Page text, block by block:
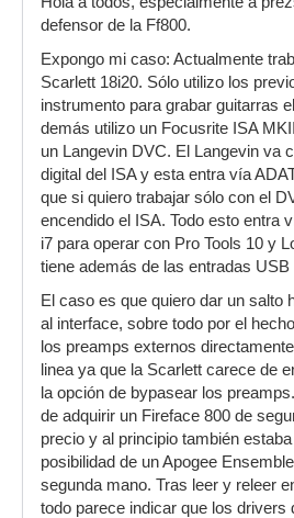
defensor de la Ff800.
Expongo mi caso: Actualmente
Scarlett 18i20. Sólo utilizo los
instrumento para grabar guitarras
demás utilizo un Focusrite ISA
un Langevin DVC. El Langevin va
digital del ISA y esta entra vía
que si quiero trabajar sólo con el
encendido el ISA. Todo esto entra
i7 para operar con Pro Tools 10 y
tiene además de las entradas USB
El caso es que quiero dar un salto
al interface, sobre todo por el
los preamps externos
linea ya que la Scarlett carece de
la opción de bypasear los
de adquirir un Fireface 800 de
precio y al principio también
posibilidad de un Apogee
segunda mano. Tras leer y releer
todo parece indicar que los drivers